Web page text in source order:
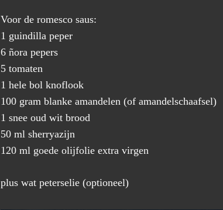
Voor de romesco saus:
1 guindilla peper
6 ñora pepers
5 tomaten
1 hele bol knoflook
100 gram blanke amandelen (of amandelschaafsel)
1 snee oud wit brood
50 ml sherryazijn
120 ml goede olijfolie extra virgen
plus wat peterselie (optioneel)